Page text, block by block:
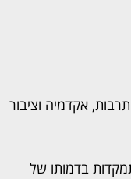
אקדמיה וציבור
בדמותו של